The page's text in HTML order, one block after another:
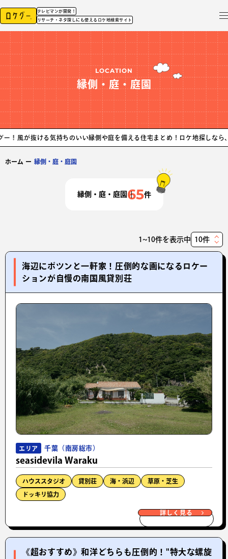
テレビマンが開発！
リサーチ・ネタ探しにも使えるロケ地検索サイト
LOCATION
縁側・庭・庭園
る気持ちのいい縁側や庭を備える住宅まとめ！ロケ地探しなら、ロケグー！
ホーム ー 縁側・庭・庭園
縁側・庭・庭園 65件
1~10件を表示中
表
件
海辺にポツンと一軒家！圧倒的な画になるロケー
ションが自慢の南国風貸別荘
エリア 千葉（南房総市）
seasidevila Waraku
ハウススタジオ 貸別荘 海・浜辺 草原・芝生
ドッキリ協力
詳しく見る
《超おすすめ》和洋どちらも圧倒的！"特大な螺旋